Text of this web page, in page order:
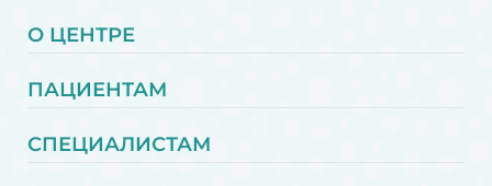
О ЦЕНТРЕ
ПАЦИЕНТАМ
СПЕЦИАЛИСТАМ